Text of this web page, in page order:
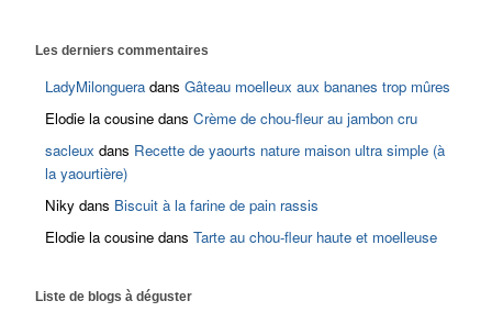
Les derniers commentaires
LadyMilonguera dansGâteau moelleux aux bananes trop mûres
Elodie la cousine dansCrème de chou-fleur au jambon cru
sacleux dans Recette de yaourts nature maison ultra simple (à
la yaourtière)
Niky dans Biscuit à la farine de pain rassis
Elodie la cousine dansTarte au chou-fleur haute et moelleuse
Liste de blogs à déguster